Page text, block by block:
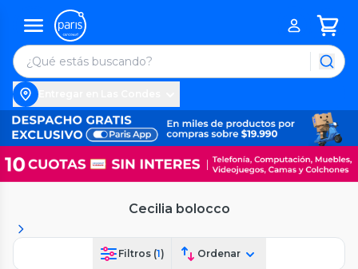
Cecilia bolocco
Filtros (1) Ordenar